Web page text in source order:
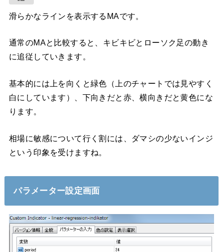
滑らかなラインを表示するMAです。
通常のMAと比較すると、キビキビとローソク足の動き
に追従していきます。
基本的には上を向くと緑色（上のチャートでは見やすく
白にしています）、下向きだと赤、横向きだと黄色にな
ります。
相場に敏感について行く割には、ダマシの少ないインジ
という印象を受けますね。
パラメーター設定画面